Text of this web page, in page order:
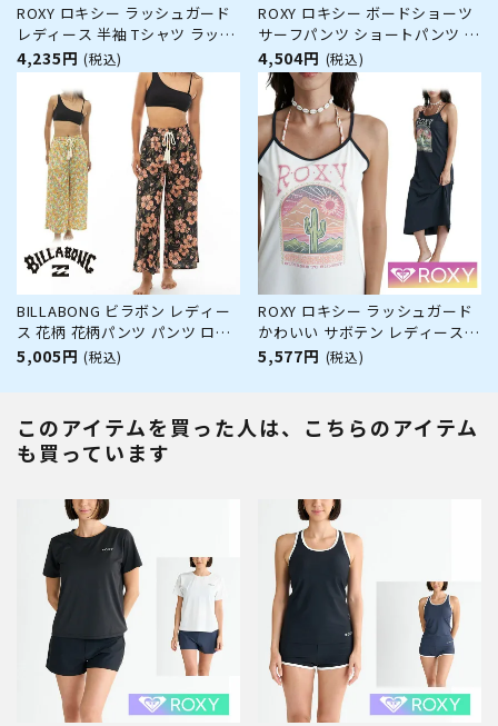
ROXY ロキシー ラッシュガード
レディース 半袖 Tシャツ ラッシ
ュTシャツ HISTORICAL LOGO
LINE RLY252020 水陸両用 体型
カバー UVカット 速乾 水着 サー
フ サーフィン ブランド
4,235円 (税込)
ROXY ロキシー ボードショーツ
サーフパンツ ショートパンツ レ
ディース 体型カバー カバーアッ
プ 水陸両用 30代 40代 50代 プ
ール RBS242007 SUNSET
WAVES BS
4,504円 (税込)
BILLABONG ビラボン レディー
ス 花柄 花柄パンツ パンツ ロン
グパンツ サーフブランド おしゃ
5,005円 (税込)
ROXY ロキシー ラッシュガード
かわいい サボテン レディース
uvガード uvカット ワンピース
SUCCULENT PARADISE DRESS
5,577円 (税込)
このアイテムを買った人は、こちらのアイテム
も買っています